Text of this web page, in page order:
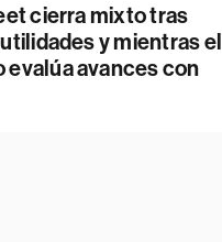
cierra mixto tras
y mientras el
evalúa avances con